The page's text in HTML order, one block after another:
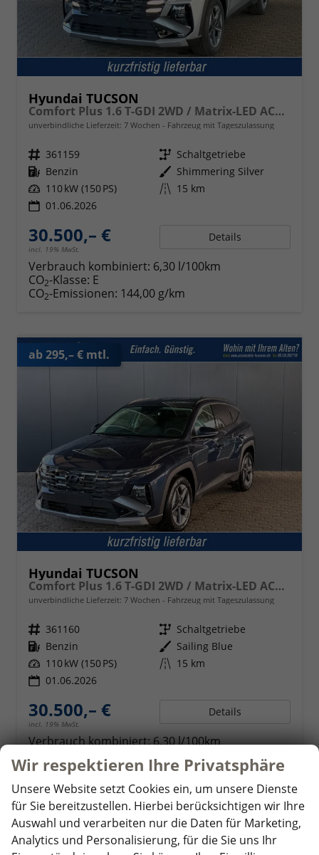
Hyundai TUCSON
Comfort Plus 1.6 T-GDI 2WD / Matrix-LED ACC Shz vo+hi + Lenkradheizung Elek. Heck Alu 18"
unverbindliche Lieferzeit: 7 Wochen Fahrzeug mit Tageszulassung
Fahrzeugnr. 361159 Getriebe Schaltgetriebe
Kraftstoff Benzin Außenfarbe Shimmering Silver
Leistung 110 kW (150 PS) Kilometerstand 15 km
01.06.2026
30.500,– €
incl. 19% MwSt.
Details
Verbrauch kombiniert: 6,30 l/100km
CO2-Klasse: E
CO2-Emissionen: 144,00 g/km
ab 295,– € mtl.
Hyundai TUCSON
Comfort Plus 1.6 T-GDI 2WD / Matrix-LED ACC Shz vo+hi + Lenkradheizung Elek. Heck Alu 18"
unverbindliche Lieferzeit: 7 Wochen Fahrzeug mit Tageszulassung
Fahrzeugnr. 361160 Getriebe Schaltgetriebe
Kraftstoff Benzin Außenfarbe Sailing Blue
Leistung 110 kW (150 PS) Kilometerstand 15 km
01.06.2026
30.500,– €
incl. 19% MwSt.
Details
Verbrauch kombiniert:6,30 l/100km
CO2 -Emissionen:144,00 g/km
ab 295,– € mtl.
Wir respektieren Ihre Privatsphäre
Unsere Website setzt Cookies ein, um unsere Dienste
für Sie bereitzustellen. Hierbei berücksichtigen wir Ihre
Auswahl und verarbeiten nur die Daten für Marketing,
Analytics und Personalisierung, für die Sie uns Ihr